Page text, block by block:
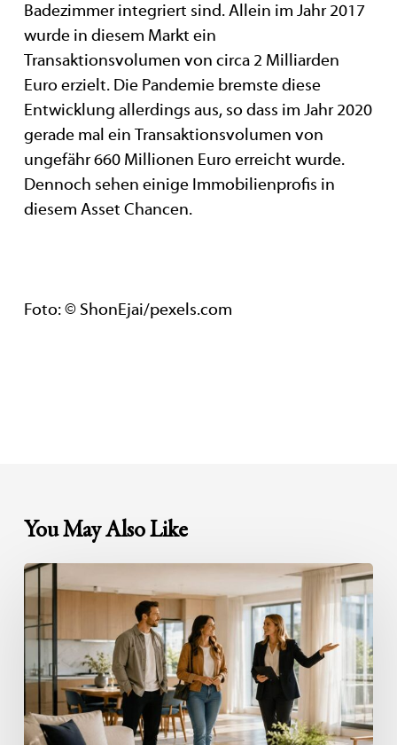
Badezimmer integriert sind. Allein im Jahr 2017
wurde in diesem Markt ein
Transaktionsvolumen von circa 2 Milliarden
Euro erzielt. Die Pandemie bremste diese
Entwicklung allerdings aus, so dass im Jahr 2020
gerade mal ein Transaktionsvolumen von
ungefähr 660 Millionen Euro erreicht wurde.
Dennoch sehen einige Immobilienprofis in
diesem Asset Chancen.
Foto: © ShonEjai/pexels.com
You May Also Like
Besichtigungen
professionell
organisieren:
wird
aus
Interesse